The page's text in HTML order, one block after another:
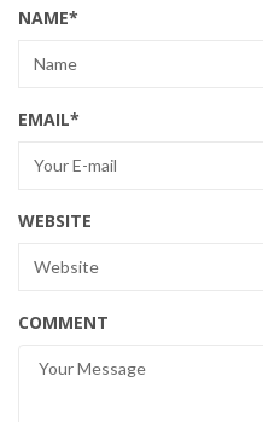
NAME*
EMAIL*
WEBSITE
COMMENT